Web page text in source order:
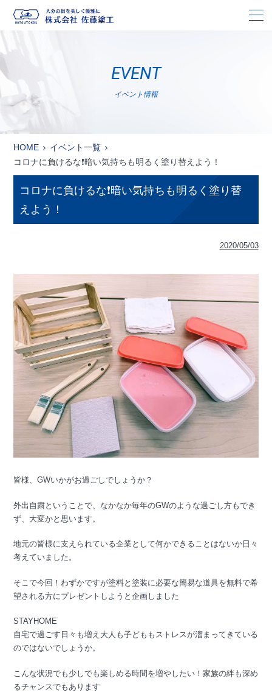
EVENT
イベント情報
HOME
イベント一覧
コロナに負けるな❗暗い気持ちも明るく塗り替えよう！
コロナに負けるな❗暗い気持ちも明るく塗り替
えよう！
2020/05/03
皆様、GWいかがお過ごしでしょうか？
外出自粛ということで、なかなか毎年のGWのような過ごし方もでき
ず、大変かと思います。
地元の皆様に支えられている企業として何かできることはないか日々
考えていました。
そこで今回！わずかですが塗料と塗装に必要な簡易な道具を無料で希
望される方にプレゼントしようと企画しました
STAYHOME
自宅で過ごす日々も増え大人も子どももストレスが溜まってきている
のではないでしょうか。
こんな状況でも少しでも楽しめる時間を増やしたい！家族の絆も深め
るチャンスでもあります